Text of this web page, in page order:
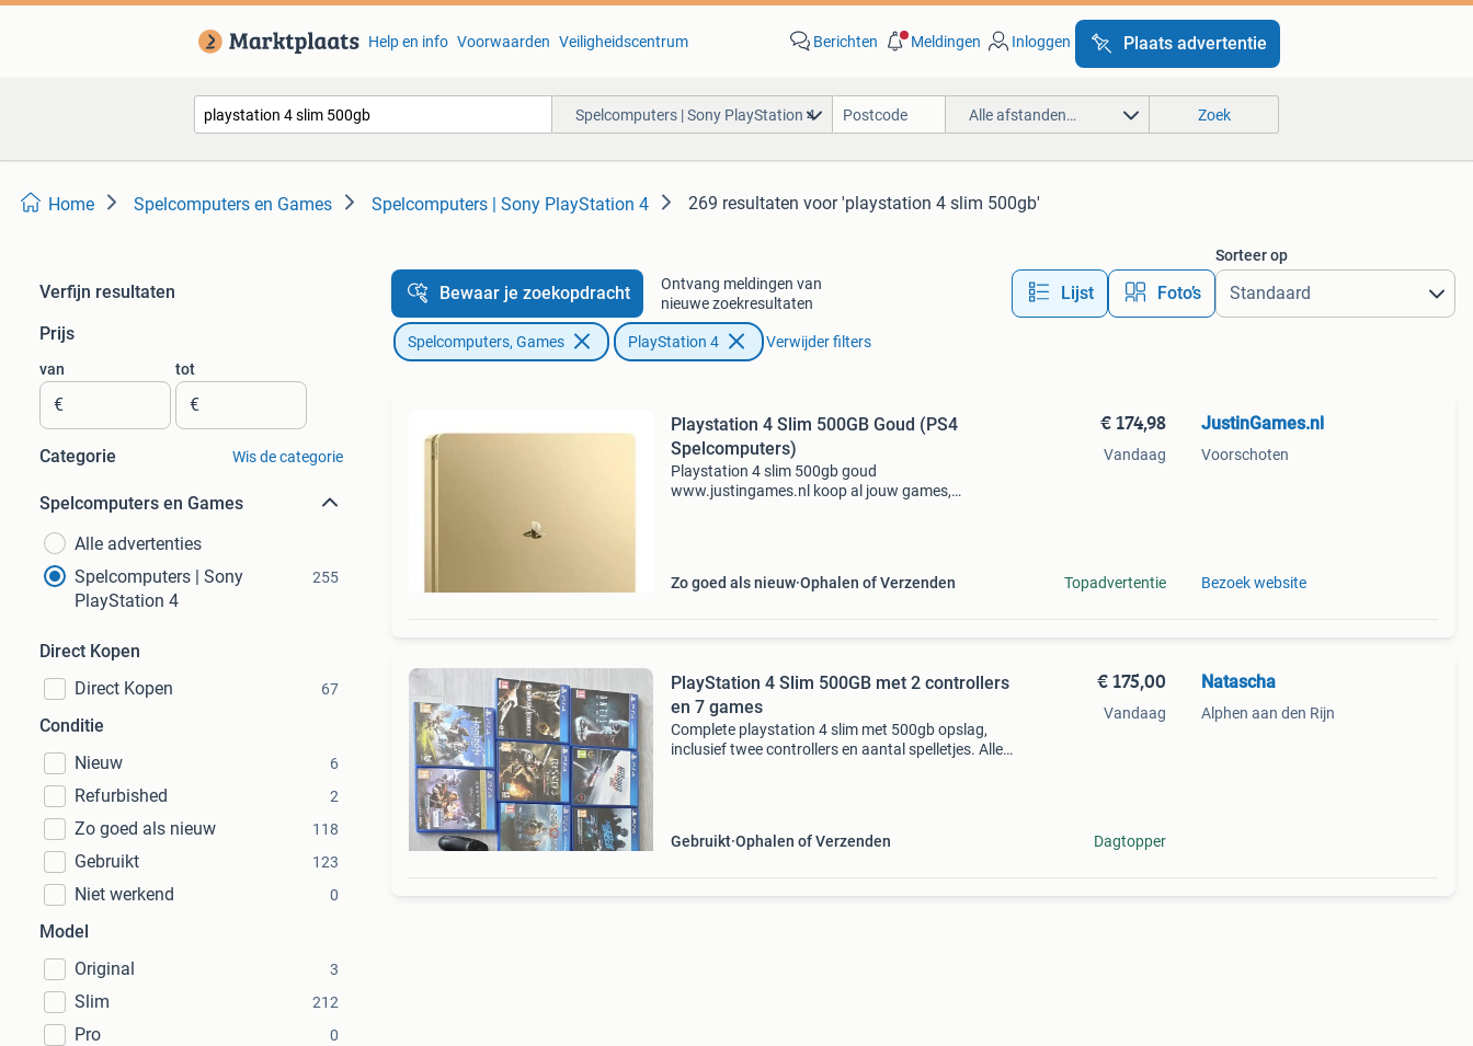
Help en info Voorwaarden Veiligheidscentrum Berichten Meldingen Inloggen Plaats advertentie
Spelcomputers | Sony PlayStation 4 Alle afstanden… Zoek
Home Spelcomputers en Games Spelcomputers | Sony PlayStation 4 269 resultaten voor 'playstation 4 slim 500gb'
Verfijn resultaten
Prijs
van
€
tot
€
Categorie Wis de categorie
Spelcomputers en Games
Alle advertenties
Spelcomputers | Sony
PlayStation 4
255
Direct Kopen
Direct Kopen
67
Conditie
Nieuw
6
Refurbished 2
Zo goed als nieuw 118
Gebruikt 123
Niet werkend 0
Model
Original
3
Slim 212
Pro 0
Bewaar je zoekopdracht
Ontvang meldingen van
nieuwe zoekresultaten
Lijst Foto’s
Sorteer op
Spelcomputers, Games PlayStation 4 Verwijder filters
Playstation 4 Slim 500GB Goud (PS4
Spelcomputers)
Playstation 4 slim 500gb goud
www.justingames.nl koop al jouw games,
Zo goed als nieuw Ophalen of Verzenden
€ 174,98
Vandaag
Topadvertentie
JustinGames.nl
Voorschoten
Bezoek website
PlayStation 4 Slim 500GB met 2 controllers
en 7 games
Complete playstation 4 slim met 500gb opslag,
inclusief twee controllers en aantal spelletjes. Alles
Gebruikt Ophalen of Verzenden
€ 175,00
Vandaag
Dagtopper
Natascha
Alphen aan den Rijn